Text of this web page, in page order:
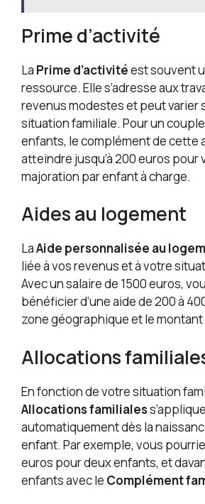
Prime d’activité
La Prime d’activitéest souvent
ressource. Elle s’adresse aux
revenus modestes et peut varier
situation familiale. Pour un
enfants, le complément de cette
atteindre jusqu’à 200 euros pour
majoration par enfant à charge.
Aides au logement
LaAide personnalisée au
liée à vos revenus et à votre
Avec un salaire de 1500 euros,
bénéficier d’une aide de 200 à
zone géographique et le
Allocations
En fonction de votre situation
Allocations familiales
automatiquement dès la
enfant. Par exemple, vous
euros pour deux enfants, et
enfants avec le Complément